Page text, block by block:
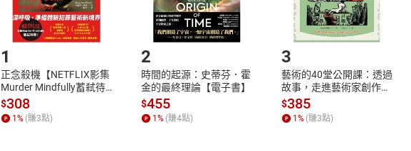
Step1.選擇閱讀載具 Step2.登入
1
正念殺機【NETFLIX影集
Murder Mindfully蓄弒待
發】【電子書】
$308
1 % (賺3點)
2
時間的起源：史蒂芬．霍
金的最終理論【電子書】
$455
1 % (賺4點)
3
藝術的40堂公開課：透過
故事，走進藝術家創作現
場，看藝術如何誕生、如
何形塑人類生活【電子
書】
$385
1 % (賺3點)